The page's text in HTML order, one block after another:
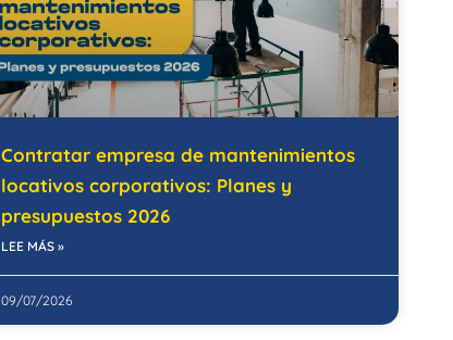
Contratar empresa de mantenimientos
locativos corporativos: Planes y
presupuestos 2026
LEE MÁS »
09/07/2026